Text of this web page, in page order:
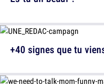
+40 signes que tu